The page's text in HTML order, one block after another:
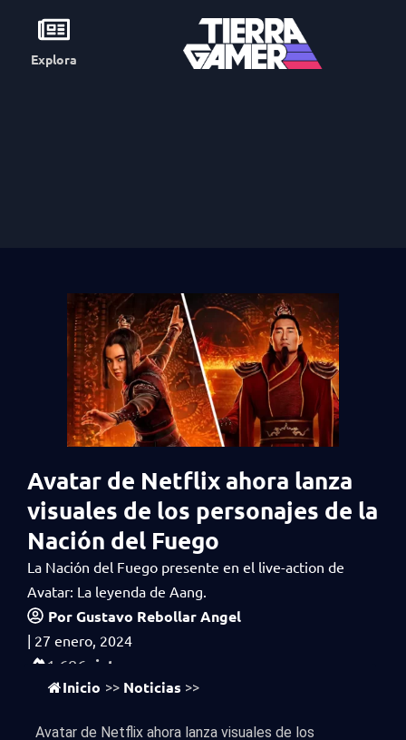
Explora
Avatar de Netflix ahora lanza
visuales de los personajes de la
Nación del Fuego
La Nación del Fuego presente en el live-action de
Avatar: La leyenda de Aang.
PorGustavo Rebollar Angel
| 27 enero, 2024
1,686 vistas
Inicio >> Noticias >>
Avatar de Netflix ahora lanza visuales de los